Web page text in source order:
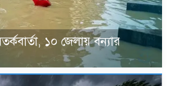
১০ জেলায় বন্যার